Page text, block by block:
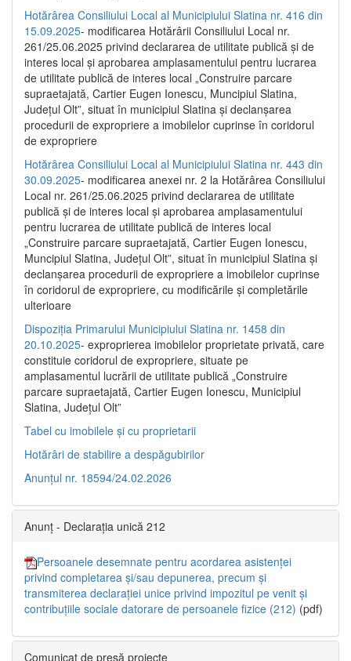
Hotărârea Consiliului Local al Municipiului Slatina nr. 416 din
15.09.2025- modificarea Hotărârii Consiliului Local nr.
261/25.06.2025 privind declararea de utilitate publică și de
interes local și aprobarea amplasamentului pentru lucrarea
de utilitate publică de interes local „Construire parcare
supraetajată, Cartier Eugen Ionescu, Muncipiul Slatina,
Județul Olt”, situat în municipiul Slatina și declanșarea
procedurii de expropriere a imobilelor cuprinse în coridorul
de expropriere
Hotărârea Consiliului Local al Municipiului Slatina nr. 443 din
30.09.2025- modificarea anexei nr. 2 la Hotărârea Consiliului
Local nr. 261/25.06.2025 privind declararea de utilitate
publică şi de interes local şi aprobarea amplasamentului
pentru lucrarea de utilitate publică de interes local
„Construire parcare supraetajată, Cartier Eugen Ionescu,
Muncipiul Slatina, Judeţul Olt”, situat în municipiul Slatina şi
declanşarea procedurii de expropriere a imobilelor cuprinse
în coridorul de expropriere, cu modificările şi completările
ulterioare
Dispoziția Primarului Municipiului Slatina nr. 1458 din
20.10.2025- exproprierea imobilelor proprietate privată, care
constituie coridorul de expropriere, situate pe
amplasamentul lucrării de utilitate publică „Construire
parcare supraetajată, Cartier Eugen Ionescu, Municipiul
Slatina, Județul Olt”
Tabel cu imobilele și cu proprietarii
Hotărâri de stabilire a despăgubirilor
Anunțul nr. 18594/24.02.2026
Anunț - Declarația unică 212
Persoanele desemnate pentru acordarea asistenței
privind completarea și/sau depunerea, precum și
transmiterea declarației unice privind impozitul pe venit și
contribuțiile sociale datorare de persoanele fizice (212) (pdf)
Comunicat de presă proiecte